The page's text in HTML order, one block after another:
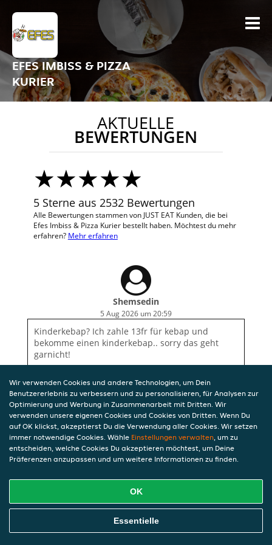
EFES IMBISS & PIZZA
KURIER
AKTUELLE
BEWERTUNGEN
5 Sterne aus 2532 Bewertungen
Alle Bewertungen stammen von JUST EAT Kunden, die bei
Efes Imbiss & Pizza Kurier bestellt haben. Möchtest du mehr
erfahren? Mehr erfahren
Shemsedin
5 Aug 2026 um 20:59
Kinderkebap? Ich zahle 13fr für kebap und
bekomme einen kinderkebap.. sorry das geht
garnicht!
Wir verwenden Cookies und andere Technologien, um Dein
Benutzererlebnis zu verbessern und zu personalisieren, für Analysen zur
Optimierung und Werbung in Zusammenarbeit mit Dritten. Wir
verwenden unsere eigenen Cookies und Cookies von Dritten. Wenn Du
auf OK klickst, akzeptierst Du die Verwendung aller Cookies. Wir setzen
immer notwendige Cookies. Wähle Einstellungen verwalten, um zu
entscheiden, welche Cookies Du akzeptieren möchtest, um Deine
Präferenzen anzupassen und um weitere Informationen zu finden.
OK
Essentielle